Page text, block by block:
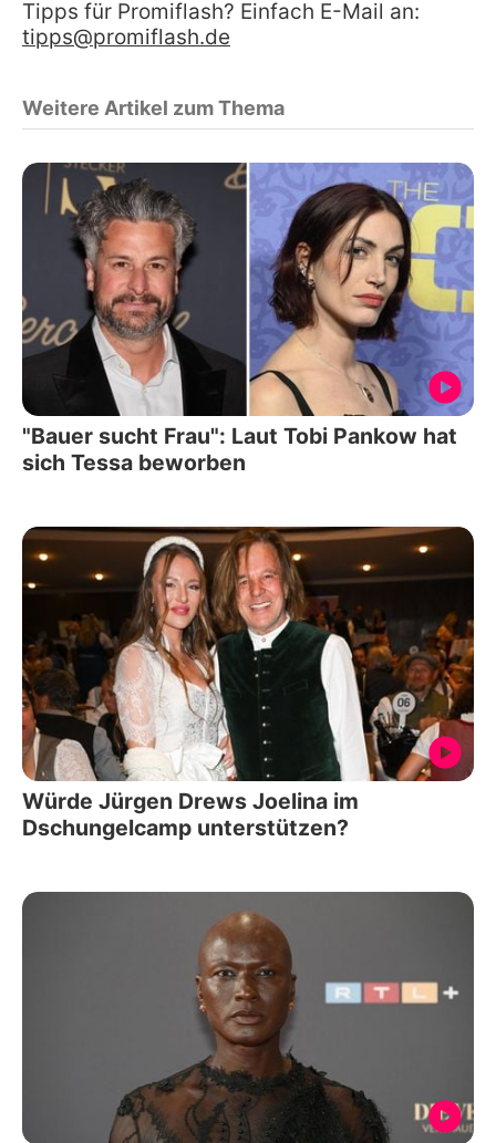
Tipps für Promiflash? Einfach E-Mail an:
tipps@promiflash.de
Weitere Artikel zum Thema
"Bauer sucht Frau": Laut Tobi Pankow hat
sich Tessa beworben
Würde Jürgen Drews Joelina im
Dschungelcamp unterstützen?